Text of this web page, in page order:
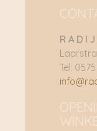
R A D I
Tel: